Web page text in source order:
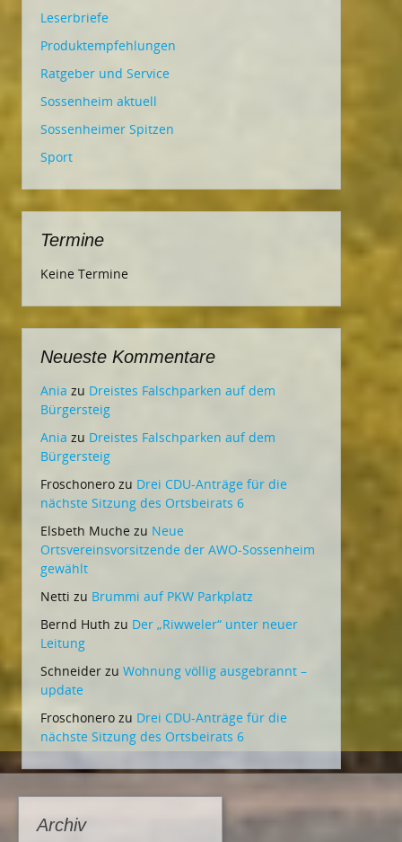
Leserbriefe
Produktempfehlungen
Ratgeber und Service
Sossenheim aktuell
Sossenheimer Spitzen
Sport
Termine
Keine Termine
Neueste Kommentare
Ania zu Dreistes Falschparken auf dem
Bürgersteig
Ania zu Dreistes Falschparken auf dem
Bürgersteig
Froschonero zu Drei CDU-Anträge für die
nächste Sitzung des Ortsbeirats 6
Elsbeth Muche zu Neue
Ortsvereinsvorsitzende der AWO-Sossenheim
gewählt
Netti zu Brummi auf PKW Parkplatz
Bernd Huth zu Der „Riwweler“ unter neuer
Leitung
Schneider zu Wohnung völlig ausgebrannt –
update
Froschonero zu Drei CDU-Anträge für die
nächste Sitzung des Ortsbeirats 6
Archiv